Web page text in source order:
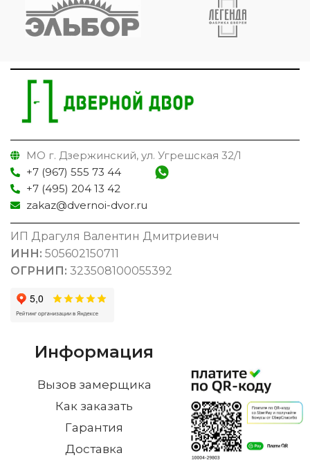
МО г. Дзержинский, ул. Угрешская 32/1
+7 (967) 555 73 44
+7 (495) 204 13 42
zakaz@dvernoi-dvor.ru
ИП Драгуля Валентин Дмитриевич
ИНН: 505602150711
ОГРНИП: 323508100055392
Информация
Вызов замерщика
Как заказать
Гарантия
Доставка